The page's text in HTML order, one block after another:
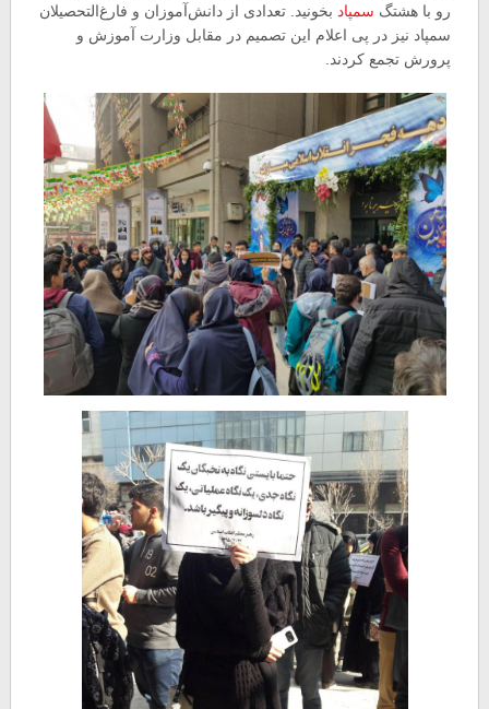
رو با هشتگ سمپاد بخونید. تعدادی از دانش‌آموزان و فارغ‌التحصیلان
سمپاد نیز در پی اعلام این تصمیم در مقابل وزارت آموزش و
پرورش تجمع کردند.